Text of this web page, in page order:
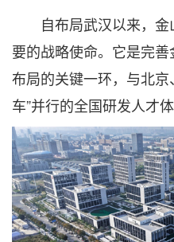
自布局武汉以来，金
要的战略使命。它是完
布局的关键一环，与北
车”并行的全国研发人才体